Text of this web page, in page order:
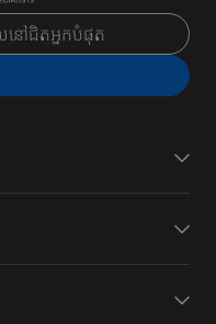
នៅជិតអ្នកបំផុត